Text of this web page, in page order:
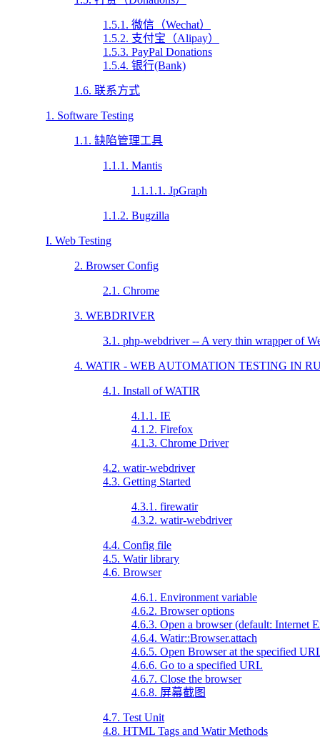
1.5.1. 微信（Wechat）
1.5.2. 支付宝（Alipay）
1.5.3. PayPal Donations
1.5.4. 银行(Bank)
1.6. 联系方式
1. Software Testing
1.1. 缺陷管理工具
1.1.1. Mantis
1.1.1.1. JpGraph
1.1.2. Bugzilla
I. Web Testing
2. Browser Config
2.1. Chrome
3. WEBDRIVER
3.1. php-webdriver -- A very thin wrapper of
4. WATIR - WEB AUTOMATION TESTING IN
4.1. Install of WATIR
4.1.1. IE
4.1.2. Firefox
4.1.3. Chrome Driver
4.2. watir-webdriver
4.3. Getting Started
4.3.1. firewatir
4.3.2. watir-webdriver
4.4. Config file
4.5. Watir library
4.6. Browser
4.6.1. Environment variable
4.6.2. Browser options
4.6.3. Open a browser (default: Internet
4.6.4. Watir::Browser.attach
4.6.5. Open Browser at the specified
4.6.6. Go to a specified URL
4.6.7. Close the browser
4.6.8. 屏幕截图
4.7. Test Unit
4.8. HTML Tags and Watir Methods